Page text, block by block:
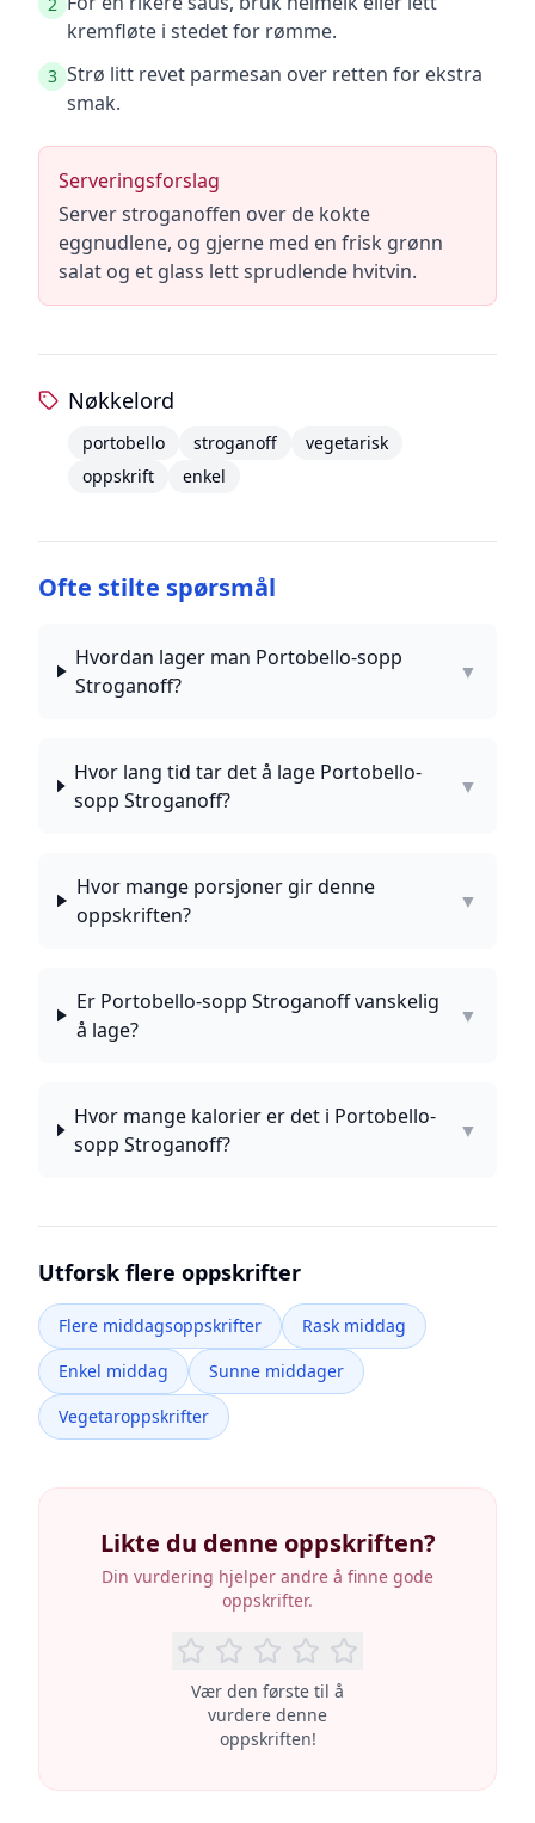
kremfløte i stedet for rømme.
3 Strø litt revet parmesan over retten for ekstra
smak.
Serveringsforslag
Server stroganoffen over de kokte
eggnudlene, og gjerne med en frisk grønn
salat og et glass lett sprudlende hvitvin.
Nøkkelord
portobello stroganoff
vegetarisk
oppskrift
enkel
Ofte stilte spørsmål
Hvordan lager man Portobello-sopp
Stroganoff?
▼
Hvor lang tid tar det å lage Portobello-
sopp Stroganoff?
▼
Hvor mange porsjoner gir denne
oppskriften?
▼
Er Portobello-sopp Stroganoff vanskelig
å lage?
▼
Hvor mange kalorier er det i Portobello-
sopp Stroganoff?
▼
Utforsk flere oppskrifter
Flere middagsoppskrifter
Rask middag
Enkel middag
Sunne middager
Vegetaroppskrifter
Likte du denne oppskriften?
Din vurdering hjelper andre å finne gode
oppskrifter.
Vær den første til å
vurdere denne
oppskriften!